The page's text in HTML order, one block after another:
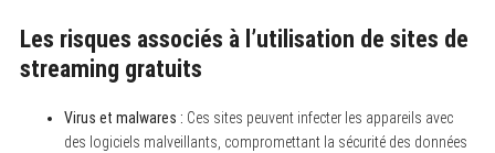
Les risques associés à l’utilisation de sites de
streaming gratuits
Virus et malwares : Ces sites peuvent infecter les appareils avec
des logiciels malveillants, compromettant la sécurité des données